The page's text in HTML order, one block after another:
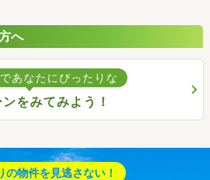
へ
あなたにぴったりな
をみてみよう！
の物件を見逃さない！